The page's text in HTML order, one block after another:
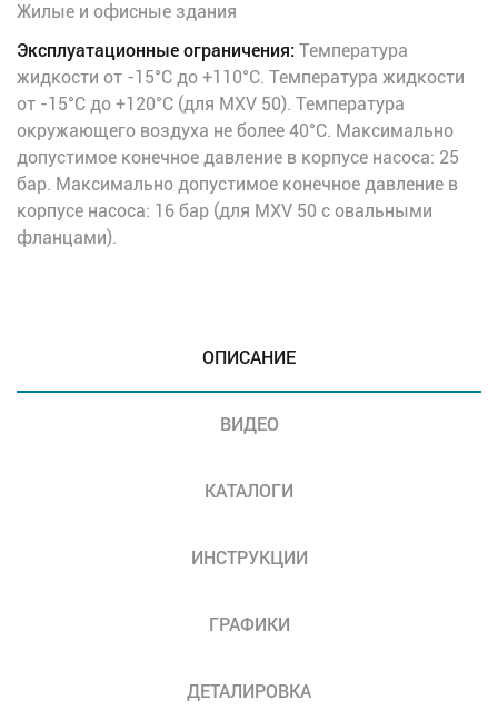
Жилые и офисные здания
Эксплуатационные ограничения: Температура
жидкости от -15°C до +110°C. Температура жидкости
от -15°C до +120°C (для MXV 50). Температура
окружающего воздуха не более 40°C. Максимально
допустимое конечное давление в корпусе насоса: 25
бар. Максимально допустимое конечное давление в
корпусе насоса: 16 бар (для MXV 50 с овальными
фланцами).
ОПИСАНИЕ
ВИДЕО
КАТАЛОГИ
ИНСТРУКЦИИ
ГРАФИКИ
ДЕТАЛИРОВКА